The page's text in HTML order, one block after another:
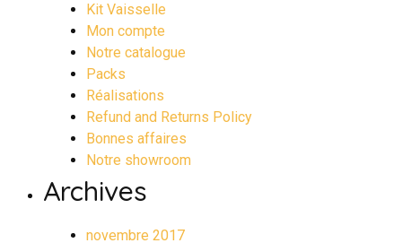
Kit Vaisselle
Mon compte
Notre catalogue
Packs
Réalisations
Refund and Returns Policy
Bonnes affaires
Notre showroom
Archives
novembre 2017